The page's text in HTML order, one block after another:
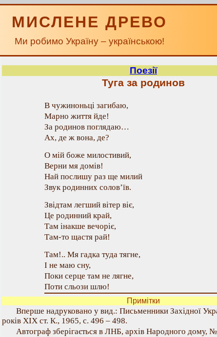
МИСЛЕНЕ ДРЕВО
Ми робимо Україну – українською!
Поезії
Туга за родинов
В чужиноньці загибаю,
Марно життя йде!
За родинов поглядаю…
Ах, де ж вона, де?
О мій боже милостивий,
Верни мя домів!
Най послишу раз ще милий
Звук родинних солов’їв.
Звідтам легший вітер віє,
Це родинний край,
Там інакше вечоріє,
Там-то щастя рай!
Там!.. Мя гадка туда тягне,
І не маю сну,
Поки серце там не лягне,
Поти сльози шлю!
Примітки
Вперше надруковано у вид.: Письменники Західної
років XIX ст. К., 1965, с. 496 – 498.
Автограф зберігається в ЛНБ, архів Народного дому,